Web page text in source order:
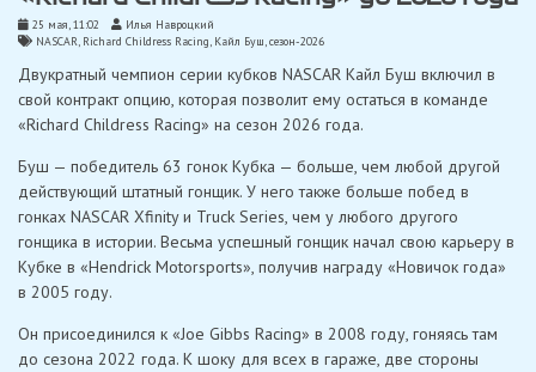
25 мая, 11:02
Илья Навроцкий
NASCAR, Richard Childress Racing, Кайл Буш,сезон-2026
Двукратный чемпион серии кубков NASCAR Кайл Буш включил в
свой контракт опцию, которая позволит ему остаться в команде
«Richard Childress Racing» на сезон 2026 года.
Буш — победитель 63 гонок Кубка — больше, чем любой другой
действующий штатный гонщик. У него также больше побед в
гонках NASCAR Xfinity и Truck Series, чем у любого другого
гонщика в истории. Весьма успешный гонщик начал свою карьеру в
Кубке в «Hendrick Motorsports», получив награду «Новичок года»
в 2005 году.
Он присоединился к «Joe Gibbs Racing» в 2008 году, гоняясь там
до сезона 2022 года. К шоку для всех в гараже, две стороны